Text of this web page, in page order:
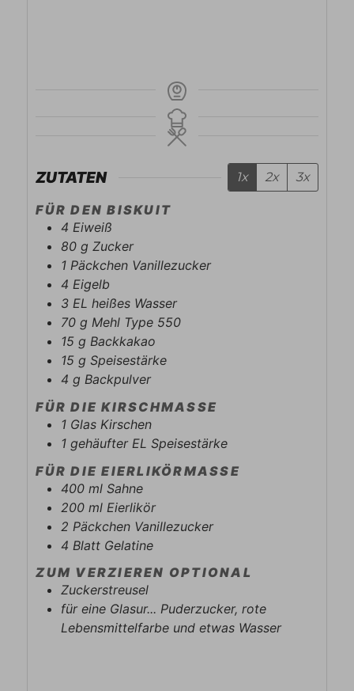
ZUTATEN 1x 2x 3x
FÜR DEN BISKUIT
4 Eiweiß
80 g Zucker
1 Päckchen Vanillezucker
4 Eigelb
3 EL heißes Wasser
70 g Mehl Type 550
15 g Backkakao
15 g Speisestärke
4 g Backpulver
FÜR DIE KIRSCHMASSE
1 Glas Kirschen
1 gehäufter EL Speisestärke
FÜR DIE EIERLIKÖRMASSE
400 ml Sahne
200 ml Eierlikör
2 Päckchen Vanillezucker
4 Blatt Gelatine
ZUM VERZIEREN OPTIONAL
Zuckerstreusel
für eine Glasur... Puderzucker, rote
Lebensmittelfarbe und etwas Wasser